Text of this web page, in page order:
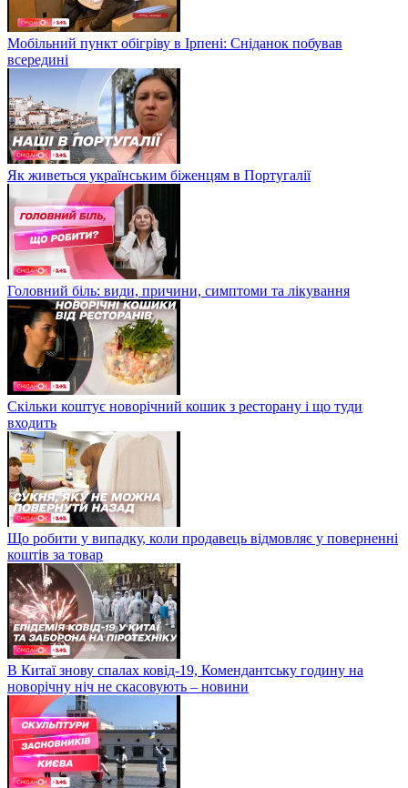
Мобільний пункт обігріву в Ірпені: Сніданок побував
всередині
Як живеться українським біженцям в Португалії
Головний біль: види, причини, симптоми та лікування
Скільки коштує новорічний кошик з ресторану і що туди
входить
Що робити у випадку, коли продавець відмовляє у поверненні
коштів за товар
В Китаї знову спалах ковід-19, Комендантську годину на
новорічну ніч не скасовують – новини